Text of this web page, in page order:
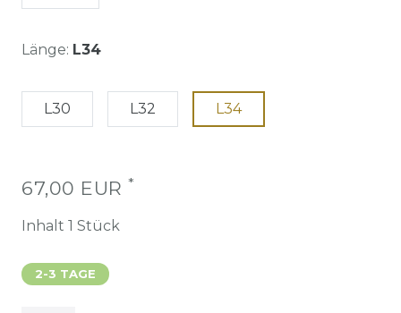
Länge: L34
L30 L32 L34
67,00 EUR *
Inhalt 1 Stück
2-3 TAGE